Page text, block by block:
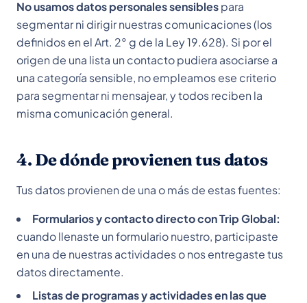
No usamos datos personales sensiblespara
segmentar ni dirigir nuestras comunicaciones (los
definidos en el Art. 2° g de la Ley 19.628). Si por el
origen de una lista un contacto pudiera asociarse a
una categoría sensible, no empleamos ese criterio
para segmentar ni mensajear, y todos reciben la
misma comunicación general.
4. De dónde provienen tus datos
Tus datos provienen de una o más de estas fuentes:
Formularios y contacto directo con Trip Global:
cuando llenaste un formulario nuestro, participaste
en una de nuestras actividades o nos entregaste tus
datos directamente.
Listas de programas y actividades en las que